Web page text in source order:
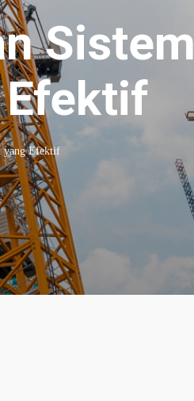
Sistem
yang Efektif